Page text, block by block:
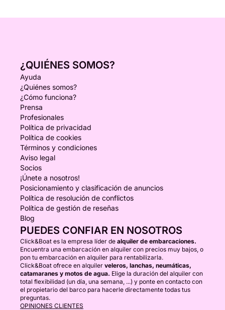
¿QUIÉNES SOMOS?
Ayuda
¿Quiénes somos?
¿Cómo funciona?
Prensa
Profesionales
Política de privacidad
Política de cookies
Términos y condiciones
Aviso legal
Socios
¡Únete a nosotros!
Posicionamiento y clasificación de anuncios
Política de resolución de conflictos
Política de gestión de reseñas
Blog
PUEDES CONFIAR EN NOSOTROS
Click&Boat es la empresa líder de alquiler de embarcaciones.
Encuentra una embarcación en alquiler con precios muy bajos, o
pon tu embarcación en alquiler para rentabilizarla.
Click&Boat ofrece en alquiler veleros, lanchas, neumáticas,
catamaranes y motos de agua. Elige la duración del alquiler con
total flexibilidad (un día, una semana, ...) y ponte en contacto con
el propietario del barco para hacerle directamente todas tus
preguntas.
OPINIONES CLIENTES